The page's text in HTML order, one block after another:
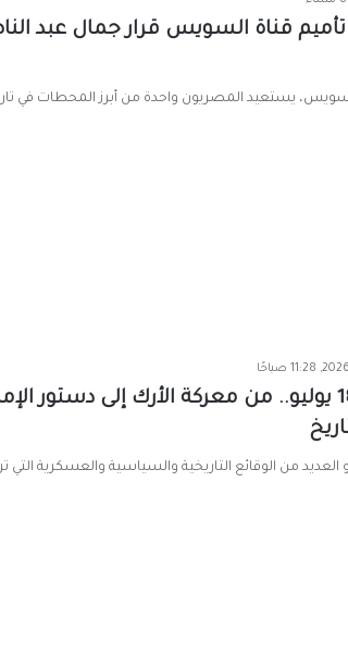
قناة السويس قرار جمال عبد
يستعيد المصريون واحدة من أبرز المحطات في
حدث في مثل هذا اليوم 18 يوليو.. من معركة الأرك إلى دستور
في مثل هذا اليوم 18 يوليو العديد من الوقائع التاريخية والسياسية